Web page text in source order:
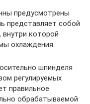
предусмотрены
представляет собой
которой
охлаждения.
шпинделя
регулируемых
правильное
обрабатываемой